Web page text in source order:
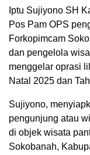
Iptu Sujiyono SH
Pos Pam OPS
Forkopimcam
dan pengelola
menggelar oprasi
Natal 2025 dan
Sujiyono,
pengunjung atau
di objek wisata
Sokobanah,